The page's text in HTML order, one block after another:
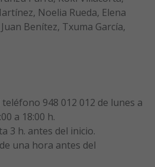
Noelia Rueda, Elena
Benítez, Txuma García,
948 012 012 de lunes a
a 18:00 h.
3 h. antes del inicio.
una hora antes del